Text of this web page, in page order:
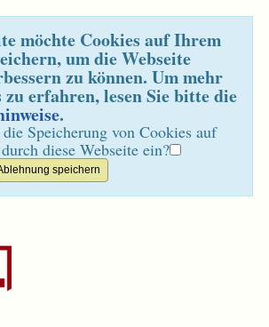
möchte Cookies auf Ihrem
um die Webseite
zu können. Um mehr
erfahren, lesen Sie bitte die
.
Speicherung von Cookies auf
diese Webseite ein?